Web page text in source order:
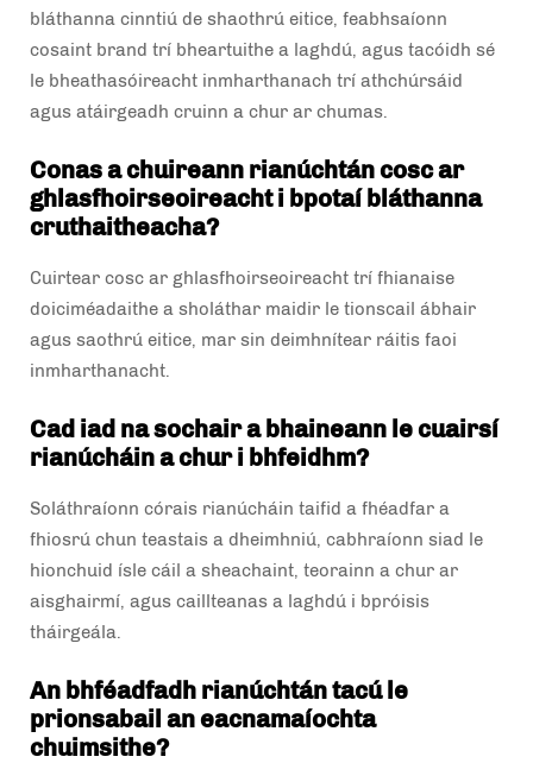
bláthanna cinntiú de shaothrú eitice, feabhsaíonn
cosaint brand trí bheartuithe a laghdú, agus tacóidh sé
le bheathasóireacht inmharthanach trí athchúrsáid
agus atáirgeadh cruinn a chur ar chumas.
Conas a chuireann rianúchtán cosc ar
ghlasfhoirseoireacht i bpotaí bláthanna
cruthaitheacha?
Cuirtear cosc ar ghlasfhoirseoireacht trí fhianaise
doiciméadaithe a sholáthar maidir le tionscail ábhair
agus saothrú eitice, mar sin deimhnítear ráitis faoi
inmharthanacht.
Cad iad na sochair a bhaineann le cuairsí
rianúcháin a chur i bhfeidhm?
Soláthraíonn córais rianúcháin taifid a fhéadfar a
fhiosrú chun teastais a dheimhniú, cabhraíonn siad le
hionchuid ísle cáil a sheachaint, teorainn a chur ar
aisghairmí, agus caillteanas a laghdú i bpróisis
tháirgeála.
An bhféadfadh rianúchtán tacú le
prionsabail an eacnamaíochta
chuimsithe?